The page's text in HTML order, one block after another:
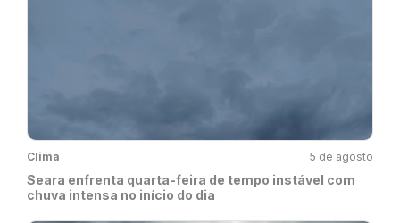
Clima 5 de agosto
Seara enfrenta quarta-feira de tempo instável com
chuva intensa no início do dia